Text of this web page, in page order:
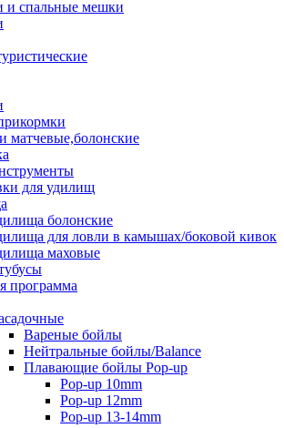
и спальные мешки
матчевые,болонские
для удилищ
болонские
для ловли в камышах/боковой кивок
маховые
программа
Вареные бойлы
Нейтральные бойлы/Balance
Плавающие бойлы Pop-up
Pop-up 10mm
Pop-up 12mm
Pop-up 13-14mm